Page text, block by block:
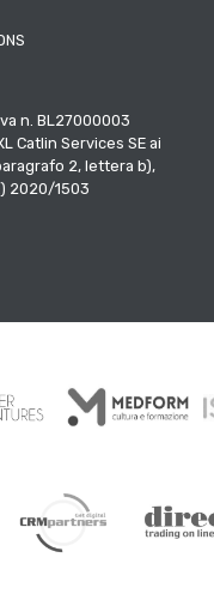
n. BL27000003
Catlin Services SE ai
2, lettera b),
2020/1503